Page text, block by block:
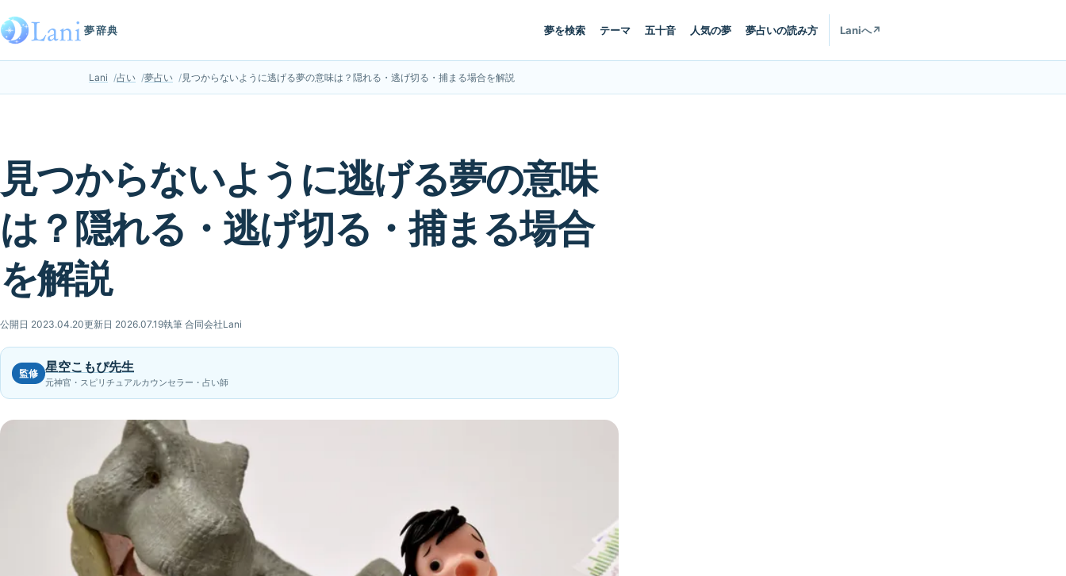
夢辞典 夢を検索 テーマ 五十音 人気の夢 夢占いの読み方 Laniへ↗
Lani 占い 夢占い 見つからないように逃げる夢の意味は？隠れる・逃げ切る・捕まる場合を解説
見つからないように逃げる夢の意味
は？隠れる・逃げ切る・捕まる場合
を解説
公開日 2023.04.20更新日 2026.07.19執筆 合同会社Lani
監修 星空こもぴ先生
元神官・スピリチュアルカウンセラー・占い師